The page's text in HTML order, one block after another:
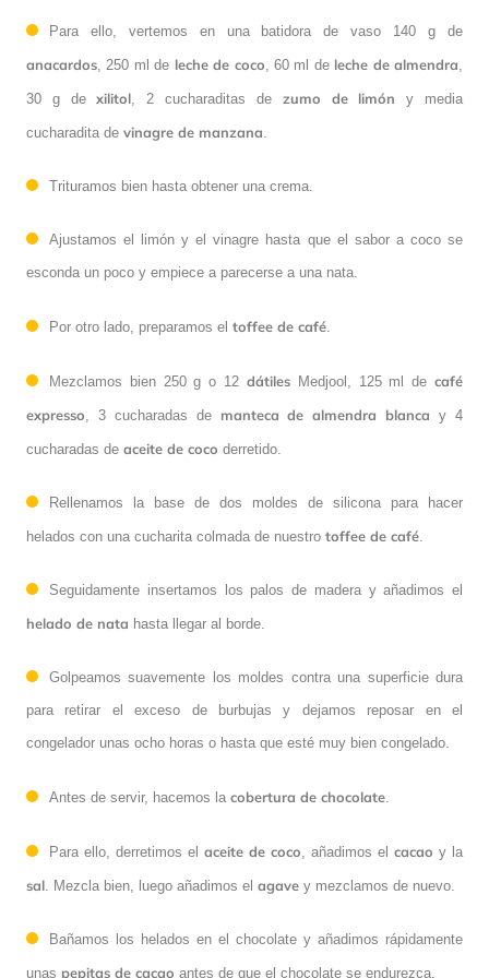
Para ello, vertemos en una batidora de vaso 140 g de
anacardos , 250 ml de leche de coco , 60 ml deleche de almendra
30 g dexilitol , 2 cucharaditas de zumo de limón y media
cucharadita de vinagre de manzana
Trituramos bien hasta obtener una crema.
Ajustamos el limón y el vinagre hasta que el sabor a coco se
esconda un poco y empiece a parecerse a una nata.
Por otro lado, preparamos el toffee de café
Mezclamos bien 250 g o 12 dátilesMedjool, 125 ml decafé
expresso , 3 cucharadas de manteca de almendra blanca y 4
cucharadas de aceite de coco derretido.
Rellenamos la base de dos moldes de silicona para hacer
helados con una cucharita colmada de nuestro toffee de café
Seguidamente insertamos los palos de madera y añadimos el
helado de nata hasta llegar al borde.
Golpeamos suavemente los moldes contra una superficie dura
para retirar el exceso de burbujas y dejamos reposar en el
congelador unas ocho horas o hasta que esté muy bien congelado.
Antes de servir, hacemos la cobertura de chocolate
Para ello, derretimos el aceite de coco , añadimos el cacao y la
sal . Mezcla bien, luego añadimos el agave y mezclamos de nuevo.
Bañamos los helados en el chocolate y añadimos rápidamente
unas pepitas de cacao antes de que el chocolate se endurezca.